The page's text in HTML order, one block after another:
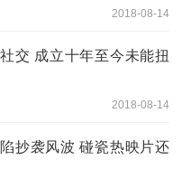
2018-08-14
交 成立十年至今未能扭
2018-08-14
陷抄袭风波 碰瓷热映片还